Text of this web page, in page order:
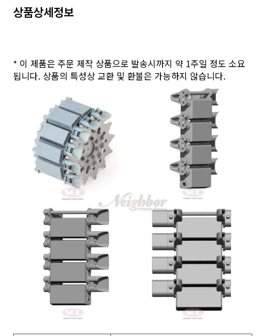
상품상세정보
* 이 제품은 주문 제작 상품으로 발송시까지 약 1주일 정도 소요
됩니다. 상품의 특성상 교환 및 환불은 가능하지 않습니다.